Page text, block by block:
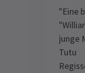
"Eine
junge
Tutu